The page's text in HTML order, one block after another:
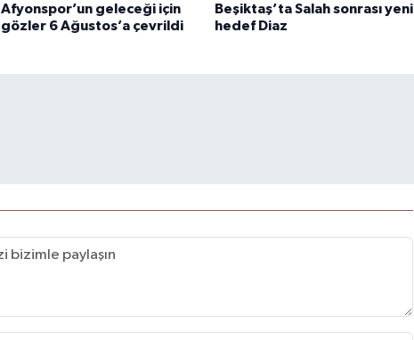
Afyonspor’un geleceği için
gözler 6 Ağustos’a çevrildi
Beşiktaş’ta Salah sonrası yeni
hedef Diaz